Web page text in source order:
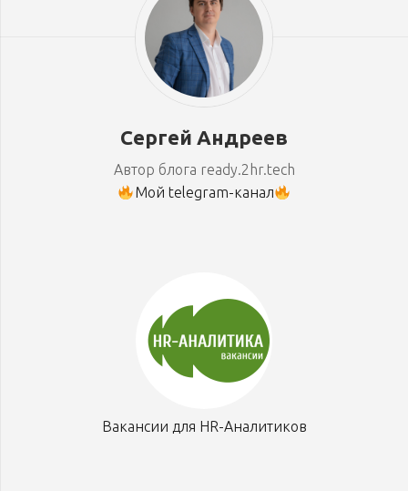
Сергей Андреев
Автор блога ready.2hr.tech
Мой telegram-канал
Вакансии для HR-Аналитиков